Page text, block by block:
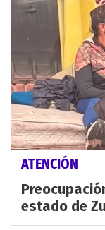
ATENCIÓN
estado de